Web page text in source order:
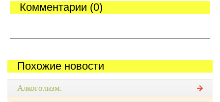
Комментарии (0)
Похожие новости
Алкоголизм.